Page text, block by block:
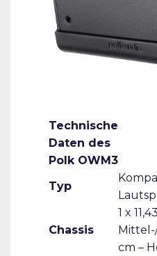
Technische
Daten des
Polk OWM3
Typ
Chassis
1 x
cm –